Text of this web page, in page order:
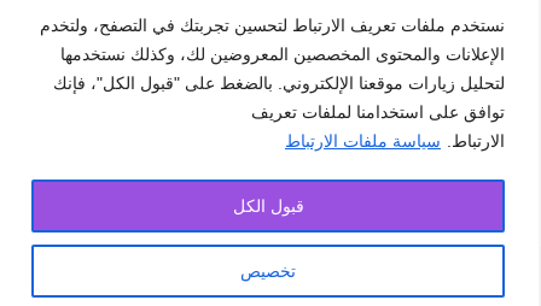
نستخدم ملفات تعريف الارتباط لتحسين تجربتك في التصفح، ولتخدم
الإعلانات والمحتوى المخصصين المعروضين لك، وكذلك نستخدمها
لتحليل زيارات موقعنا الإلكتروني. بالضغط على "قبول الكل"، فإنك
توافق على استخدامنا لملفات تعريف
الارتباط.
سياسة ملفات الارتباط
تخصيص
قبول الكل
تحميل
النمودج
#شهادة الخطوبة #شهادة العزوبة